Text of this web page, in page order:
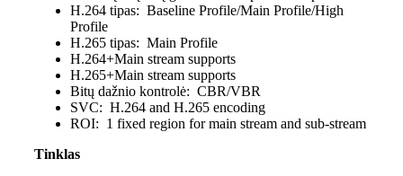
H.264 tipas: Baseline Profile/Main Profile/High
Profile
H.265 tipas: Main Profile
H.264+Main stream supports
H.265+Main stream supports
Bitų dažnio kontrolė: CBR/VBR
SVC: H.264 and H.265 encoding
ROI: 1 fixed region for main stream and sub-stream
Tinklas